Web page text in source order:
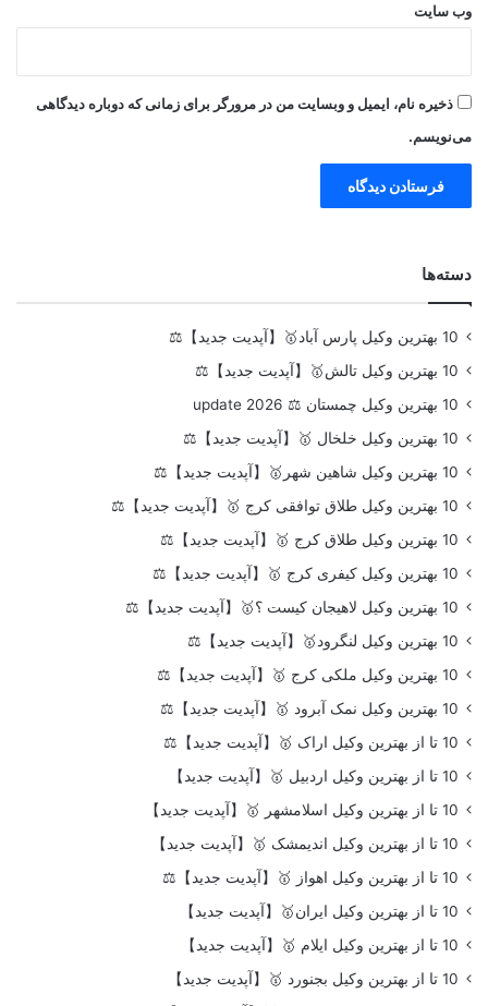
وب‌ سایت
ذخیره نام، ایمیل و وبسایت من در مرورگر برای زمانی که دوباره دیدگاهی
می‌نویسم.
دسته‌ها
10 بهترین وکیل پارس آباد🥇【آپدیت جدید】⚖️
10 بهترین وکیل تالش🥇【آپدیت جدید】⚖️
10 بهترین وکیل چمستان ⚖️ update 2026
10 بهترین وکیل خلخال 🥇【آپدیت جدید】⚖️
10 بهترین وکیل شاهین شهر🥇【آپدیت جدید】⚖️
10 بهترین وکیل طلاق توافقی کرج 🥇【آپدیت جدید】⚖️
10 بهترین وکیل طلاق کرج 🥇【آپدیت جدید】⚖️
10 بهترین وکیل کیفری کرج 🥇【آپدیت جدید】⚖️
10 بهترین وکیل لاهیجان کیست ؟🥇【آپدیت جدید】⚖️
10 بهترین وکیل لنگرود🥇【آپدیت جدید】⚖️
10 بهترین وکیل ملکی کرج 🥇【آپدیت جدید】⚖️
10 بهترین وکیل نمک آبرود 🥇【آپدیت جدید】⚖️
10 تا از بهترین وکیل اراک 🥇【آپدیت جدید】⚖️
10 تا از بهترین وکیل اردبیل 🥇【آپدیت جدید】
10 تا از بهترین وکیل اسلامشهر 🥇【آپدیت جدید】
10 تا از بهترین وکیل اندیمشک 🥇【آپدیت جدید】
10 تا از بهترین وکیل اهواز 🥇【آپدیت جدید】⚖️
10 تا از بهترین وکیل ایران🥇【آپدیت جدید】
10 تا از بهترین وکیل ایلام 🥇【آپدیت جدید】
10 تا از بهترین وکیل بجنورد 🥇【آپدیت جدید】